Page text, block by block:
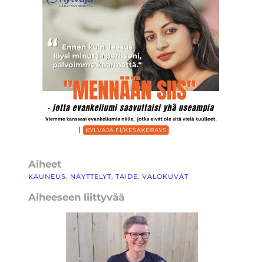
Aiheet
KAUNEUS, NÄYTTELYT, TAIDE, VALOKUVAT
Aiheeseen liittyvää